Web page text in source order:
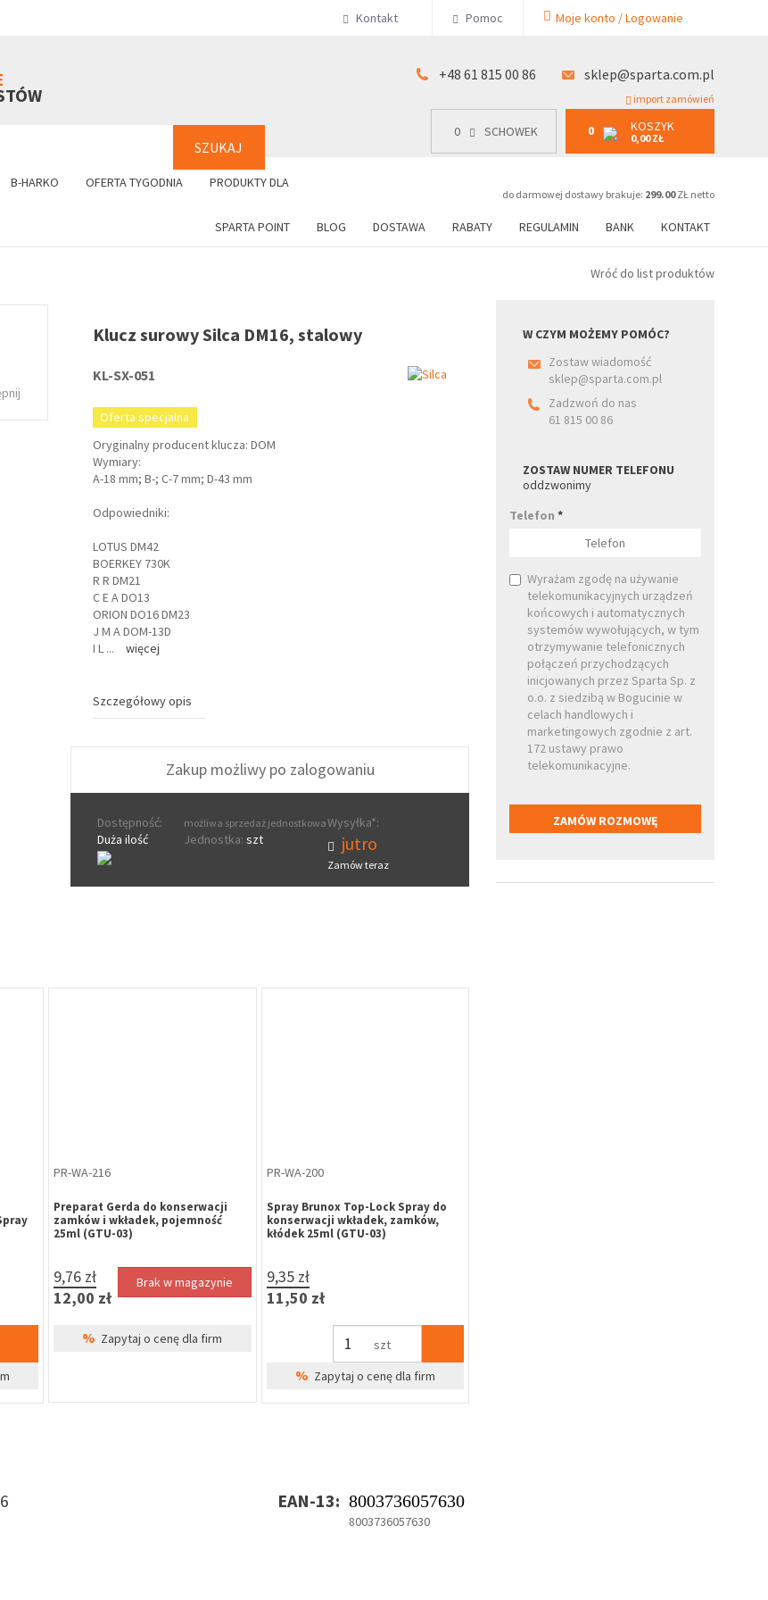
Kontakt Pomoc Moje konto / Logowanie
SZUKAJ
+48 61 815 00 86 sklep@sparta.com.pl
import zamówień
0 SCHOWEK 0 KOSZYK
0,00 ZŁ
do darmowej dostawy brakuje: 299.00ZŁ netto
B-HARKO OFERTA TYGODNIA PRODUKTY DLA
SPARTA POINT BLOG DOSTAWA RABATY REGULAMIN BANK KONTAKT
0 SCHOWEK 0 KOSZYK
0,00 ZŁ
+48 61 815 00 86
Wróć do list produktów
Klucz surowy Silca DM16, stalowy
KL-SX-051
Oferta specjalna
Oryginalny producent klucza: DOM
Wymiary:
A-18 mm; B-; C-7 mm; D-43 mm
Odpowiedniki:
LOTUS DM42
BOERKEY 730K
R R DM21
C E A DO13
ORION DO16 DM23
J M A DOM-13D
I L ... więcej
Szczegółowy opis
Zakup możliwy po zalogowaniu
Dostępność:
Duża ilość
możliwa sprzedaż jednostkowa
Jednostka: szt
Wysyłka*:
jutro
Zamów teraz
PR-WA-216
Preparat Gerda do konserwacji
zamków i wkładek, pojemność
25ml (GTU-03)
9,76 zł
12,00 zł
Brak w magazynie
% Zapytaj o cenę dla firm
PR-WA-200
Spray Brunox Top-Lock Spray do
konserwacji wkładek, zamków,
kłódek 25ml (GTU-03)
9,35 zł
11,50 zł
szt
% Zapytaj o cenę dla firm
EAN-13: 8003736057630
8003736057630
W CZYM MOŻEMY POMÓC?
Zostaw wiadomość
sklep@sparta.com.pl
Zadzwoń do nas
61 815 00 86
ZOSTAW NUMER TELEFONU
oddzwonimy
Telefon*
Wyrażam zgodę na używanie
telekomunikacyjnych urządzeń
końcowych i automatycznych
systemów wywołujących, w tym
otrzymywanie telefonicznych
połączeń przychodzących
inicjowanych przez Sparta Sp. z
o.o. z siedzibą w Bogucinie w
celach handlowych i
marketingowych zgodnie z art.
172 ustawy prawo
telekomunikacyjne.